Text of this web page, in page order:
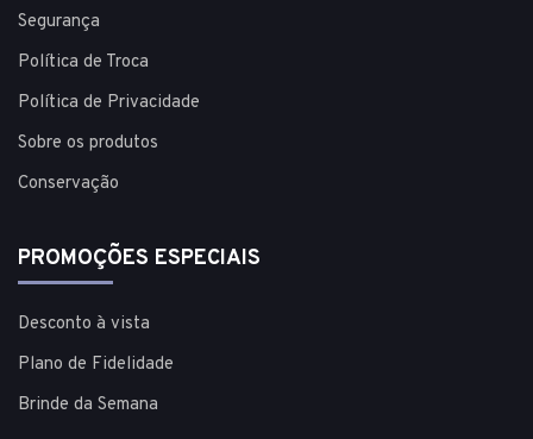
Segurança
Política de Troca
Política de Privacidade
Sobre os produtos
Conservação
PROMOÇÕES ESPECIAIS
Desconto à vista
Plano de Fidelidade
Brinde da Semana